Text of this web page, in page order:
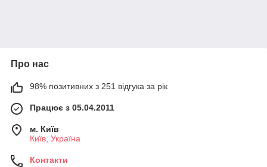
Про нас
98% позитивних з 251 відгука за рік
Працює з 05.04.2011
м. Київ
Київ, Україна
Контакти